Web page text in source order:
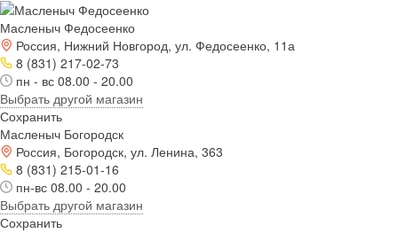
Масленыч Федосеенко
Россия, Нижний Новгород, ул. Федосеенко, 11а
8 (831) 217-02-73
пн - вс 08.00 - 20.00
Выбрать другой магазин
Сохранить
Масленыч Богородск
Россия, Богородск, ул. Ленина, 363
8 (831) 215-01-16
пн-вс 08.00 - 20.00
Выбрать другой магазин
Сохранить